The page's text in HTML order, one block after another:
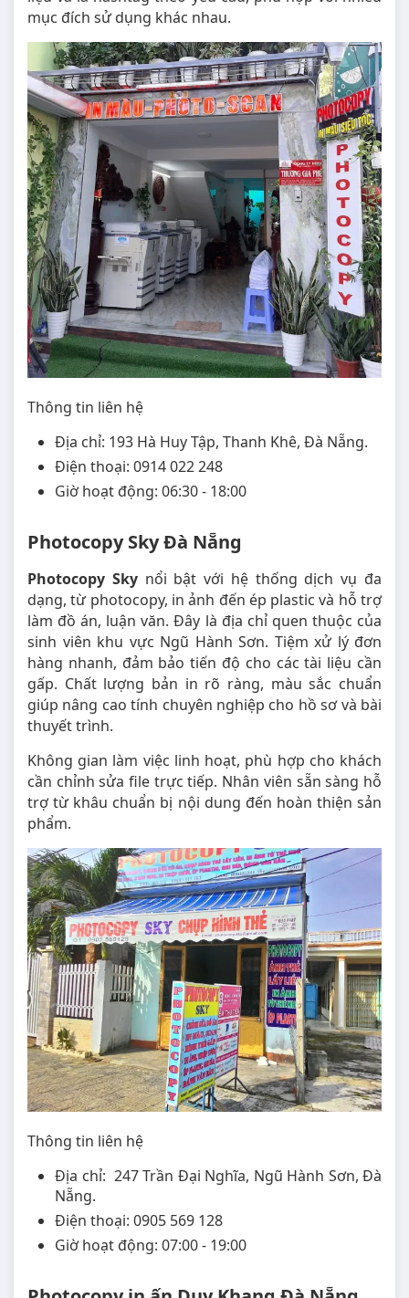
mục đích sử dụng khác nhau.
Thông tin liên hệ
Địa chỉ: 193 Hà Huy Tập, Thanh Khê, Đà Nẵng.
Điện thoại: 0914 022 248
Giờ hoạt động: 06:30 - 18:00
Photocopy Sky Đà Nẵng
Photocopy Skynổi bật với hệ thống dịch vụ đa
dạng, từ photocopy, in ảnh đến ép plastic và hỗ trợ
làm đồ án, luận văn. Đây là địa chỉ quen thuộc của
sinh viên khu vực Ngũ Hành Sơn. Tiệm xử lý đơn
hàng nhanh, đảm bảo tiến độ cho các tài liệu cần
gấp. Chất lượng bản in rõ ràng, màu sắc chuẩn
giúp nâng cao tính chuyên nghiệp cho hồ sơ và bài
thuyết trình.
Không gian làm việc linh hoạt, phù hợp cho khách
cần chỉnh sửa file trực tiếp. Nhân viên sẵn sàng hỗ
trợ từ khâu chuẩn bị nội dung đến hoàn thiện sản
phẩm.
Thông tin liên hệ
Địa chỉ: 247 Trần Đại Nghĩa, Ngũ Hành Sơn, Đà
Nẵng.
Điện thoại: 0905 569 128
Giờ hoạt động: 07:00 - 19:00